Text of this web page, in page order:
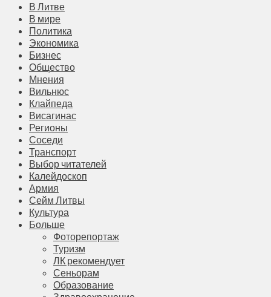
В Литве
В мире
Политика
Экономика
Бизнес
Общество
Мнения
Вильнюс
Клайпеда
Висагинас
Регионы
Соседи
Транспорт
Выбор читателей
Калейдоскоп
Армия
Сейм Литвы
Культура
Больше
Фоторепортаж
Туризм
ЛК рекомендует
Сеньорам
Образование